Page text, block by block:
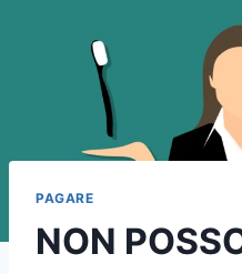
PAGARE
NON